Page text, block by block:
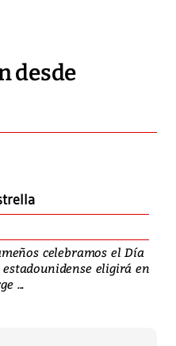
desde
celebramos el Día
eligirá en
...